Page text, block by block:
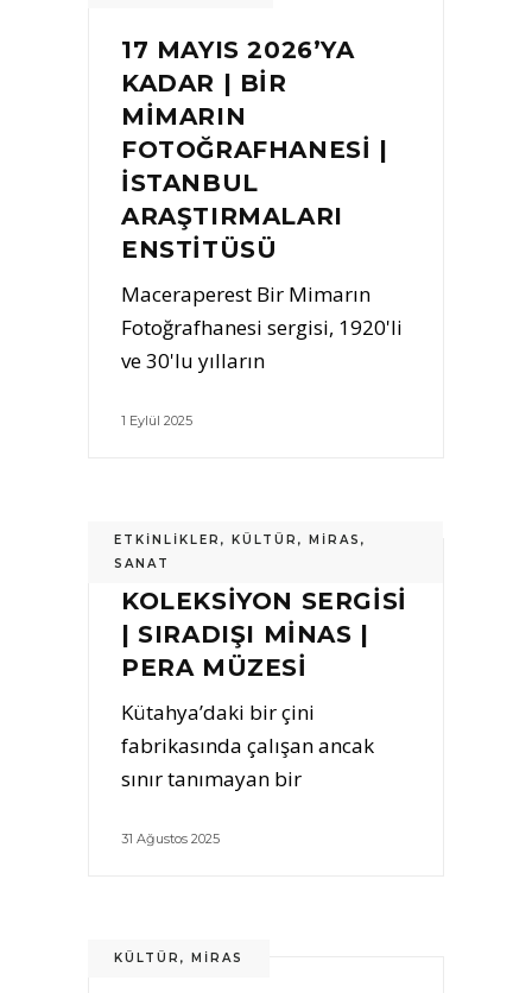
17 MAYIS 2026’YA
KADAR | BİR
MİMARIN
FOTOĞRAFHANESİ |
İSTANBUL
ARAŞTIRMALARI
ENSTİTÜSÜ
Maceraperest Bir Mimarın
Fotoğrafhanesi sergisi, 1920'li
ve 30'lu yılların
1 Eylül 2025
ETKINLIKLER , KÜLTÜR , MIRAS ,
SANAT
KOLEKSİYON SERGİSİ
| SIRADIŞI MİNAS |
PERA MÜZESİ
Kütahya’daki bir çini
fabrikasında çalışan ancak
sınır tanımayan bir
31 Ağustos 2025
KÜLTÜR , MIRAS